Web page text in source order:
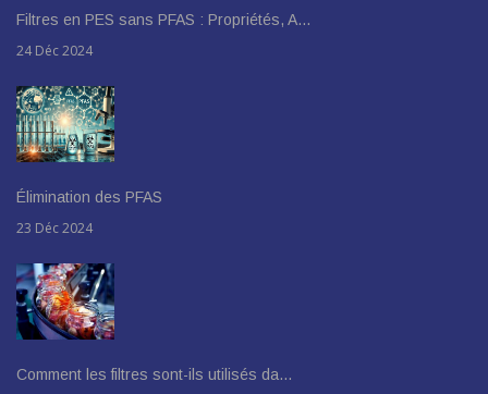
Filtres en PES sans PFAS : Propriétés, A…
24 Déc 2024
Élimination des PFAS
23 Déc 2024
Comment les filtres sont-ils utilisés da…